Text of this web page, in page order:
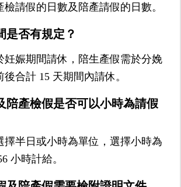
檢請假的日數及陪產請假的日數。
是否有規定？
妊娠期間請休，陪生產假需於分娩
合計 15 天期間內請休。
陪產檢假是否可以小時為請假
擇半日或小時為單位，選擇小時為
小時計給。